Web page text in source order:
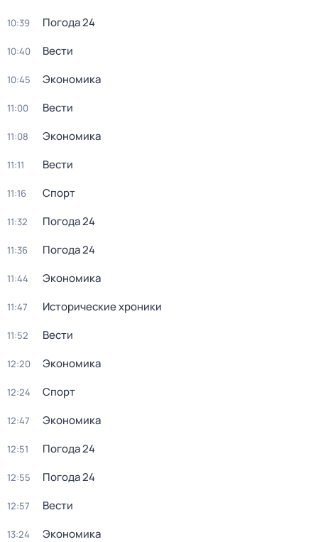
10:39 Погода 24
10:40 Вести
10:45 Экономика
11:00 Вести
11:08 Экономика
11:11 Вести
11:16 Спорт
11:32 Погода 24
11:36 Погода 24
11:44 Экономика
11:47 Исторические хроники
11:52 Вести
12:20 Экономика
12:24 Спорт
12:47 Экономика
12:51 Погода 24
12:55 Погода 24
12:57 Вести
13:24 Экономика